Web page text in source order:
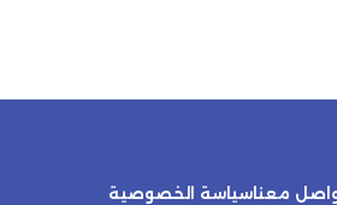
معناسياسة الخصوصية